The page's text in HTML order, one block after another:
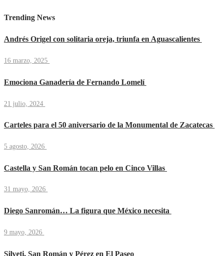
Trending News
Andrés Origel con solitaria oreja, triunfa en Aguascalientes
16 marzo, 2025
Emociona Ganadería de Fernando Lomelí
21 julio, 2024
Carteles para el 50 aniversario de la Monumental de Zacatecas
5 agosto, 2026
Castella y San Román tocan pelo en Cinco Villas
31 mayo, 2026
Diego Sanromán… La figura que México necesita
9 mayo, 2026
Silveti, San Román y Pérez en El Paseo